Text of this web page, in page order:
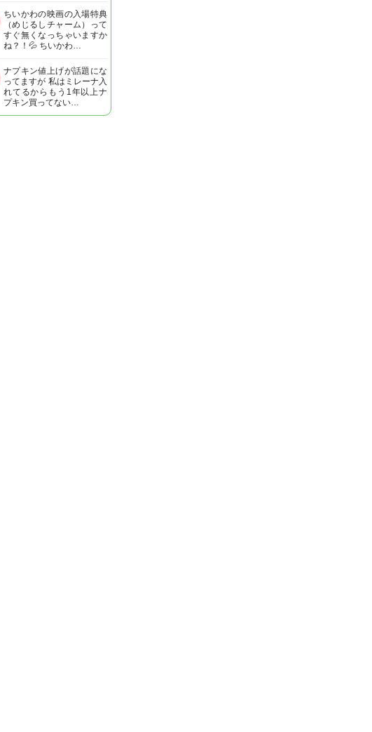
ちいかわの映画の入場特典
（めじるしチャーム）って
すぐ無くなっちゃいますか
ね？！💦 ちいかわ…
ナプキン値上げが話題にな
ってますが 私はミレーナ入
れてるからもう1年以上ナ
プキン買ってない…